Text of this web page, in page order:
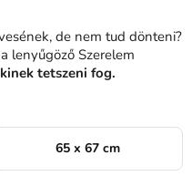
de nem tud dönteni?
lenyűgöző Szerelem
tetszeni fog.
65 x 67 cm